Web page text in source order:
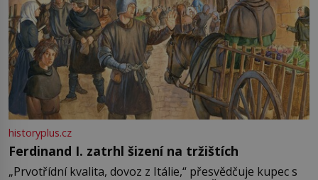
historyplus.cz
Ferdinand I. zatrhl šizení na tržištích
„Prvotřídní kvalita, dovoz z Itálie,“ přesvědčuje kupec s